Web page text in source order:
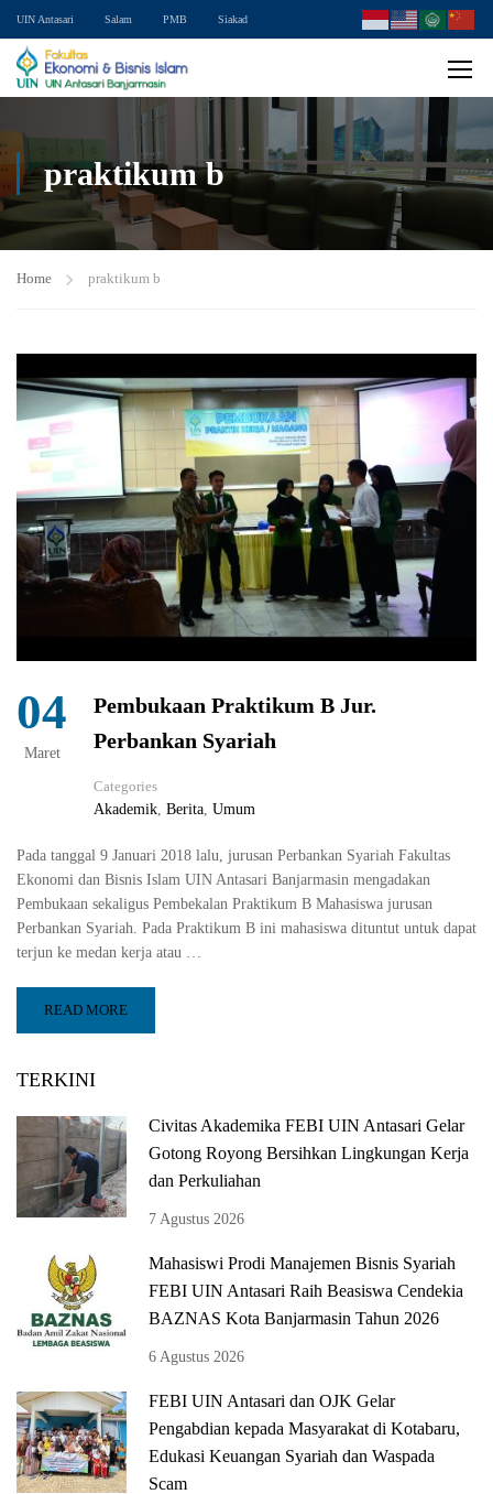
UIN Antasari Salam PMB Siakad
praktikum b
Home praktikum b
04
Maret
Pembukaan Praktikum B Jur.
Perbankan Syariah
Categories
Akademik Berita Umum
Pada tanggal 9 Januari 2018 lalu, jurusan Perbankan Syariah Fakultas
Ekonomi dan Bisnis Islam UIN Antasari Banjarmasin mengadakan
Pembukaan sekaligus Pembekalan Praktikum B Mahasiswa jurusan
Perbankan Syariah. Pada Praktikum B ini mahasiswa dituntut untuk dapat
terjun ke medan kerja atau …
READ MORE
TERKINI
Civitas Akademika FEBI UIN Antasari Gelar
Gotong Royong Bersihkan Lingkungan Kerja
dan Perkuliahan
7 Agustus 2026
Mahasiswi Prodi Manajemen Bisnis Syariah
FEBI UIN Antasari Raih Beasiswa Cendekia
BAZNAS Kota Banjarmasin Tahun 2026
6 Agustus 2026
FEBI UIN Antasari dan OJK Gelar
Pengabdian kepada Masyarakat di Kotabaru,
Edukasi Keuangan Syariah dan Waspada
Scam